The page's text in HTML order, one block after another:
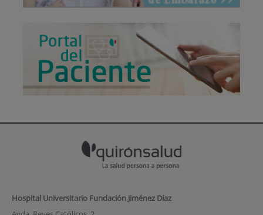
Hospital Universitario Fundación Jiménez Díaz